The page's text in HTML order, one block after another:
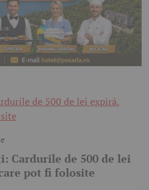
Cardurile de 500 de lei
pot fi folosite